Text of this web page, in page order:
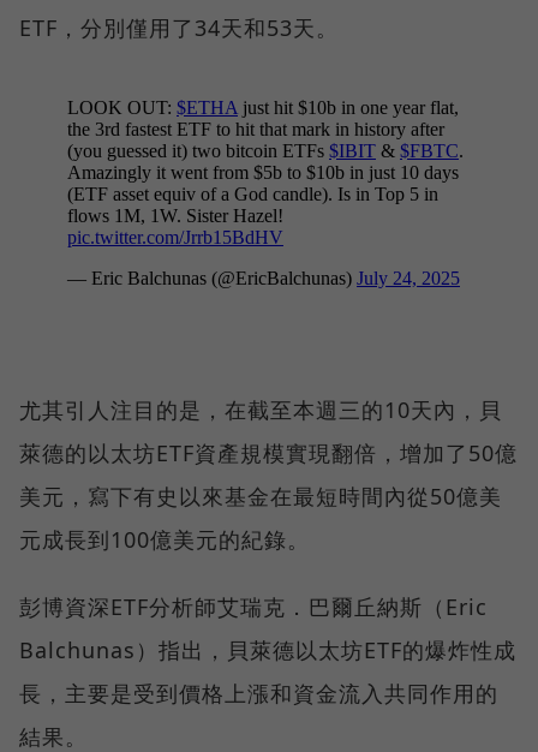
ETF，分別僅用了34天和53天。
尤其引人注目的是，在截至本週三的10天內，貝
萊德的以太坊ETF資產規模實現翻倍，增加了50億
美元，寫下有史以來基金在最短時間內從50億美
元成長到100億美元的紀錄。
彭博資深ETF分析師艾瑞克．巴爾丘納斯（Eric
Balchunas）指出，貝萊德以太坊ETF的爆炸性成
長，主要是受到價格上漲和資金流入共同作用的
結果。